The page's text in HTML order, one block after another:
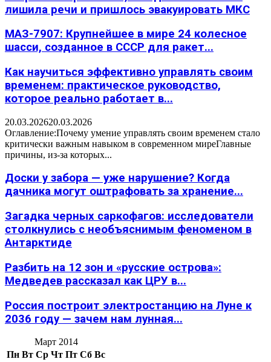
лишила речи и пришлось эвакуировать МКС
МАЗ-7907: Крупнейшее в мире 24 колесное
шасси, созданное в СССР для ракет...
Как научиться эффективно управлять своим
временем: практическое руководство,
которое реально работает в...
20.03.202620.03.2026
Оглавление:Почему умение управлять своим временем стало
критически важным навыком в современном миреГлавные
причины, из-за которых...
Доски у забора — уже нарушение? Когда
дачника могут оштрафовать за хранение...
Загадка черных саркофагов: исследователи
столкнулись с необъяснимым феноменом в
Антарктиде
Разбить на 12 зон и «русские острова»:
Медведев рассказал как ЦРУ в...
Россия построит электростанцию на Луне к
2036 году — зачем нам лунная...
Март 2014
Пн Вт Ср Чт Пт Сб Вс